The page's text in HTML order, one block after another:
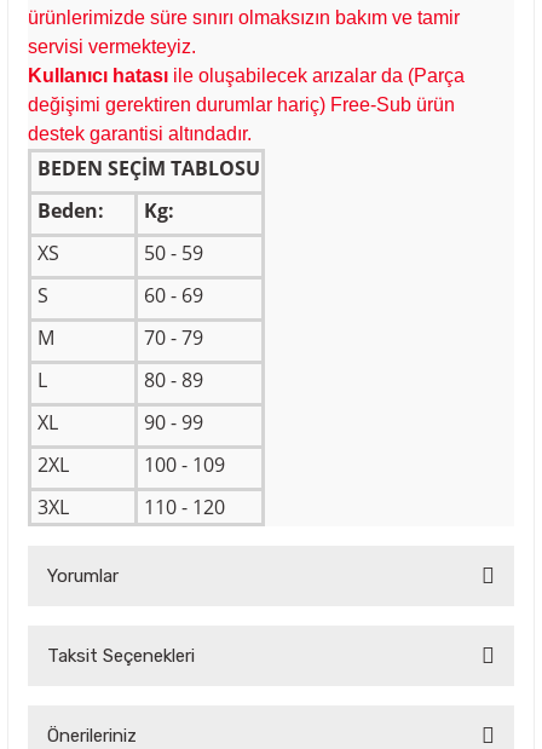
ürünlerimizde süre sınırı olmaksızın bakım ve tamir
servisi vermekteyiz.
Kullanıcı hatası ile oluşabilecek arızalar da (Parça
değişimi gerektiren durumlar hariç) Free-Sub ürün
destek garantisi altındadır.
BEDEN SEÇİM TABLOSU
Beden:
Kg:
XS
50 - 59
S
60 - 69
M
70 - 79
L
80 - 89
XL
90 - 99
2XL
100 - 109
3XL
110 - 120
Yorumlar
Bu ürüne ilk yorumu siz yapın!
Taksit Seçenekleri
Önerileriniz